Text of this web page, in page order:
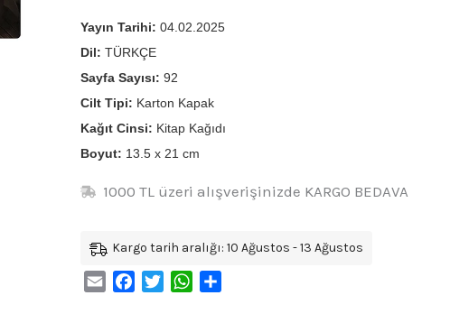
Yayın Tarihi: 04.02.2025
Dil: TÜRKÇE
Sayfa Sayısı: 92
Cilt Tipi: Karton Kapak
Kağıt Cinsi: Kitap Kağıdı
Boyut: 13.5 x 21 cm
1000 TL üzeri alışverişinizde KARGO BEDAVA
Kargo tarih aralığı: 10 Ağustos - 13 Ağustos
Email FacebookTwitterWhatsApp